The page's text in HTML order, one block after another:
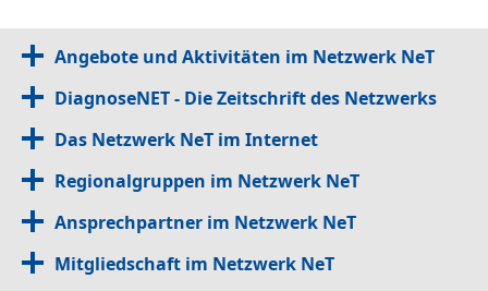
Angebote und Aktivitäten im Netzwerk NeT
DiagnoseNET - Die Zeitschrift des Netzwerks
Das Netzwerk NeT im Internet
Regionalgruppen im Netzwerk NeT
Ansprechpartner im Netzwerk NeT
Mitgliedschaft im Netzwerk NeT